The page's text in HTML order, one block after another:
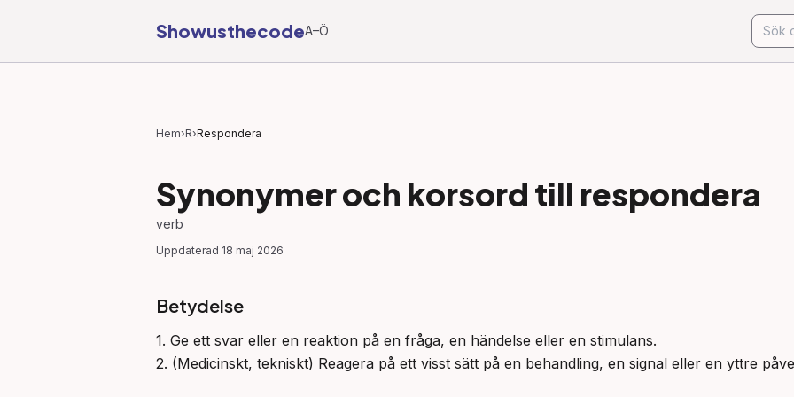
ShowusthecodeA–Ö
Hem›R›Respondera
Synonymer och korsord till respondera
verb
Uppdaterad 18 maj 2026
Betydelse
1. Ge ett svar eller en reaktion på en fråga, en händelse eller en stimulans.
2. (Medicinskt, tekniskt) Reagera på ett visst sätt på en behandling, en signal eller en yttre